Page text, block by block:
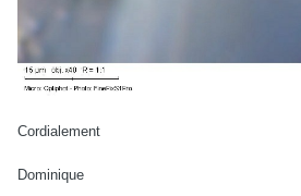
Cordialement
Dominique